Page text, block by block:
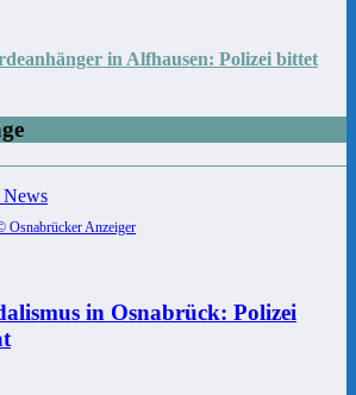
in Alfhausen: Polizei bittet
Osnabrücker Anzeiger
in Osnabrück: Polizei